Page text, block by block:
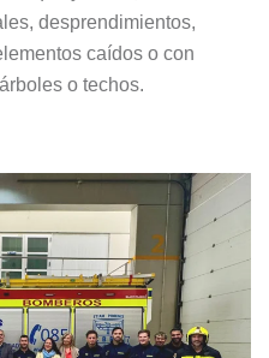
desprendimientos,
caídos o con
o techos.